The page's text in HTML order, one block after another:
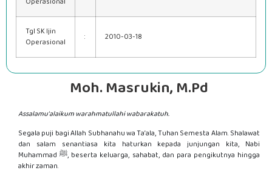
Tgl SK Ijin
Operasional
: 2010-03-18
Moh. Masrukin, M.Pd
Assalamu’alaikum warahmatullahi wabarakatuh.
Segala puji bagi Allah Subhanahu wa Ta’ala, Tuhan Semesta Alam. Shalawat
dan salam senantiasa kita haturkan kepada junjungan kita, Nabi
Muhammad ﷺ, beserta keluarga, sahabat, dan para pengikutnya hingga
akhir zaman.